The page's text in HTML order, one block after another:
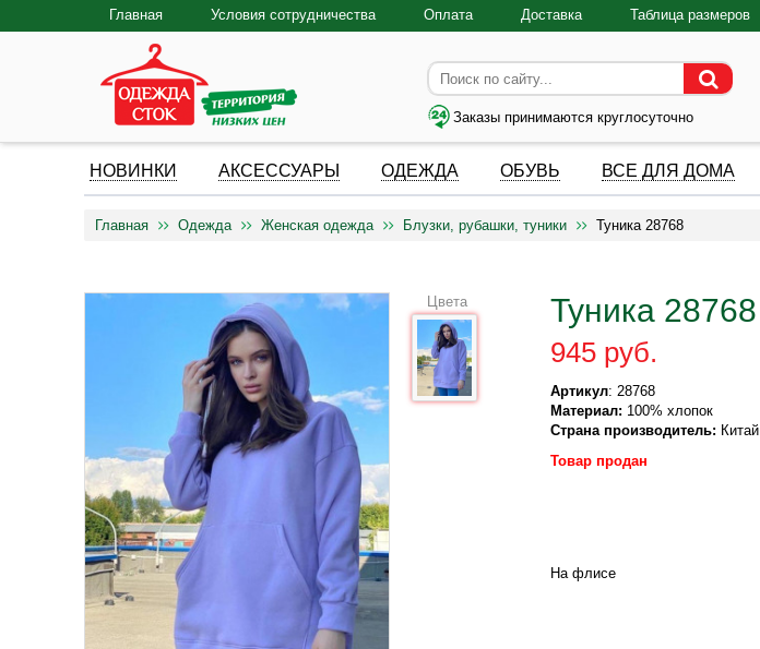
Главная Условия сотрудничества Оплата Доставка Таблица размеров
Заказы принимаются круглосуточно
НОВИНКИ АКСЕССУАРЫ ОДЕЖДА ОБУВЬ ВСЕ ДЛЯ ДОМА
Главная Одежда Женская одежда Блузки, рубашки, туники Туника 28768
Туника 28768
945 руб.
Артикул: 28768
Материал: 100% хлопок
Страна производитель: Китай
Цвета
Товар продан
На флисе